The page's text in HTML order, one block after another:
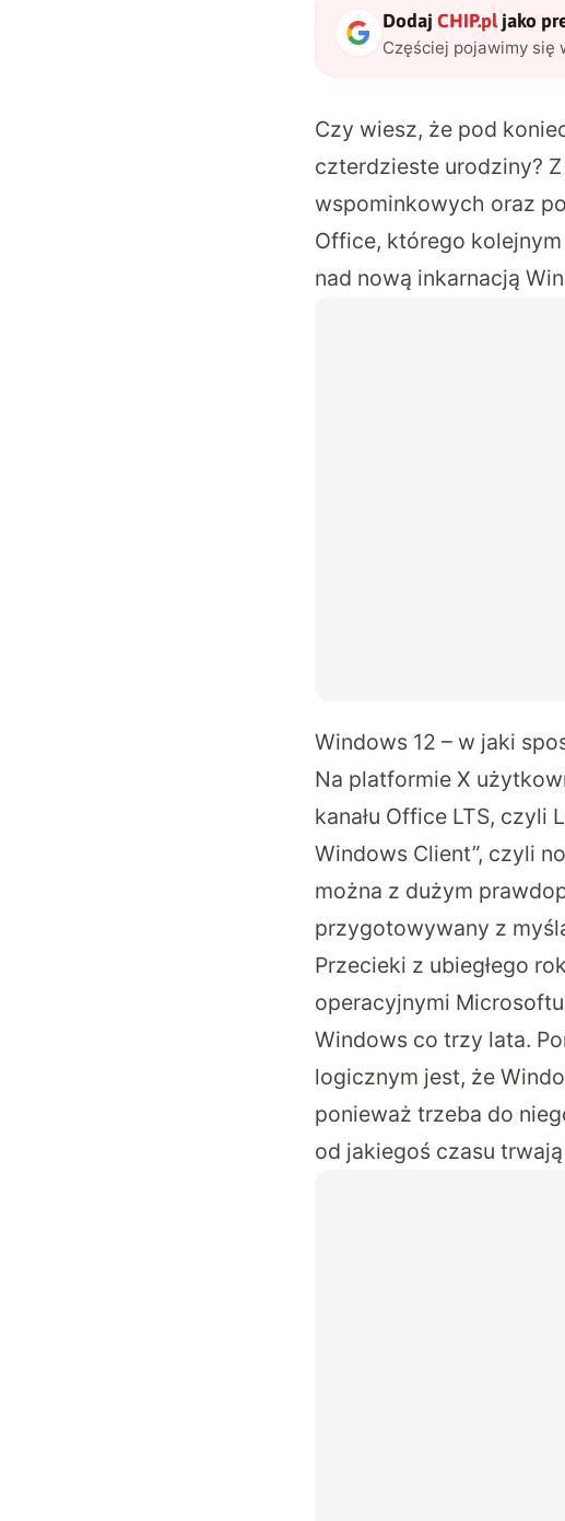
Dodaj CHIP.pljako
Częściej pojawimy się
Czy wiesz, że pod
czterdzieste urodziny?
wspominkowych oraz
Office, którego
nad nową inkarnacją
Windows 12 – w jaki
Na platformie X
kanału Office LTS, czyli
Windows Client”, czyli
można z dużym
przygotowywany z
Przecieki z ubiegłego
operacyjnymi
Windows co trzy lata.
logicznym jest, że
ponieważ trzeba do
od jakiegoś czasu